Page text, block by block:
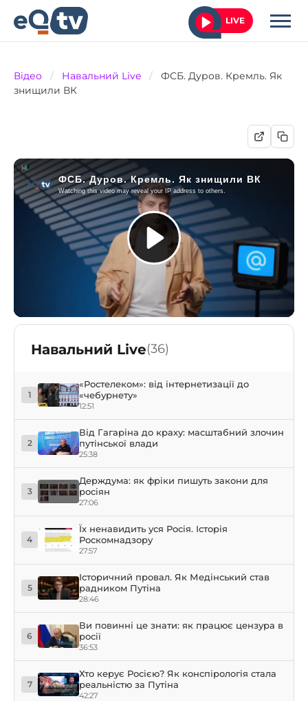
LIVE
Відео / Навальний Live /
ФСБ. Дуров. Кремль. Як
знищили ВК
Навальний Live(36)
1
«Ростелеком»: від інтернетизації до
«чебурнету»
12:51
2
Від Гагаріна до краху: масштабний злочин
путінської влади
25:38
3
Держдума: як фріки пишуть закони для
росіян
27:06
4
Їх ненавидить уся Росія. Історія
Роскомнадзору
27:57
5
Історичний провал. Як Медінський став
радником Путіна
28:46
6
Ви повинні це знати: як працює цензура в
росії
36:53
7
Хто керує Росією? Як конспірологія стала
реальністю за Путіна
42:27